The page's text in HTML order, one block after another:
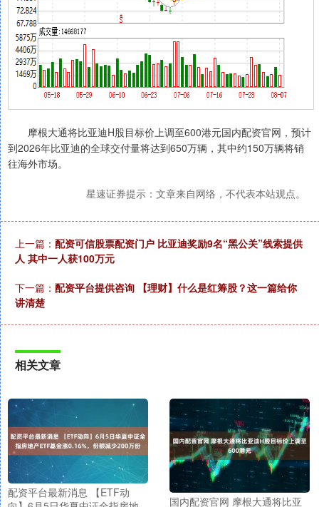
摩根大通将比亚迪H股目标价上调至600港元国内配资官网，预计
到2026年比亚迪的全球交付量将达到650万辆，其中约150万辆将销
往海外市场。
星速证券提示：文章来自网络，不代表本站观点。
上一篇： 配资可信股票配资门户 比亚迪奖励9名“黑公关”线索提供
人 其中一人获100万元
下一篇： 配资平台提供咨询 【理财】什么是红筹股？这一篇给你
讲清楚
相关文章
配资平台最新消息 【ETF动
国内配资官网 摩根大通将比亚